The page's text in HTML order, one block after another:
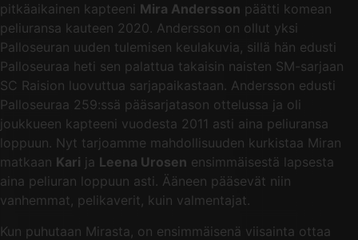
pitkäaikainen kapteeni Mira Andersson päätti komean
peliuransa kauteen 2020. Andersson on ollut yksi
Palloseuran uuden tulemisen keulakuvia, sillä hän edusti
Palloseuraa heti sen palattua takaisin naisten SM-sarjaan
SC Raision luovuttua sarjapaikastaan. Andersson edusti
Palloseuraa 259:ssä pääsarjatason ottelussa ja oli
joukkueen kapteeni vuodesta 2011 asti aina peliuransa
loppuun. Nyt tarjoamme mahdollisuuden kurkistaa Miran
matkaan Kari ja Leena Urosen ensimmäisestä lapsesta
aina peliuran loppuun asti. Ääneen pääsevät niin
vanhemmat, pelikaverit, kuin valmentajat.
Kun puhutaan Mirasta, on ensimmäisenä viisainta ottaa